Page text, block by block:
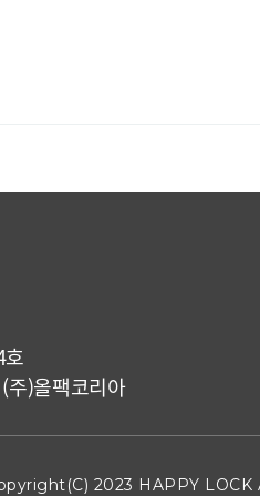
주)올팩코리아
2023 HAPPY LOCK